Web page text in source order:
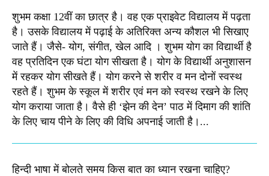
शुभम कक्षा 12वीं का छात्र है। वह एक प्राइवेट विद्यालय में पढ़ता
है। उसके विद्यालय में पढ़ाई के अतिरिक्त अन्य कौशल भी सिखाए
जाते हैं। जैसे- योग, संगीत, खेल आदि । शुभम योग का विद्यार्थी है
वह प्रतिदिन एक घंटा योग सीखता है। योग के विद्यार्थी अनुशासन
में रहकर योग सीखते हैं। योग करने से शरीर व मन दोनों स्वस्थ
रहते हैं। शुभम के स्कूल में शरीर एवं मन को स्वस्थ रखने के लिए
योग कराया जाता है। वैसे ही ‘झेन की देन’ पाठ में दिमाग की शांति
के लिए चाय पीने के लिए की विधि अपनाई जाती है।...
हिन्दी भाषा में बोलते समय किस बात का ध्यान रखना चाहिए?